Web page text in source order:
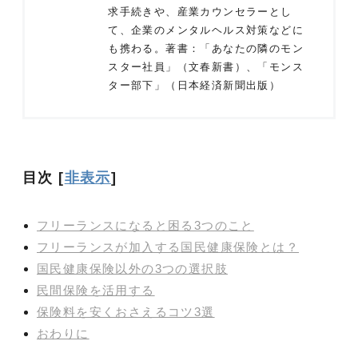
求手続きや、産業カウンセラーとし
て、企業のメンタルヘルス対策などに
も携わる。著書：「あなたの隣のモン
スター社員」（文春新書）、「モンス
ター部下」（日本経済新聞出版）
目次 [非表示]
フリーランスになると困る3つのこと
フリーランスが加入する国民健康保険とは？
国民健康保険以外の3つの選択肢
民間保険を活用する
保険料を安くおさえるコツ3選
おわりに